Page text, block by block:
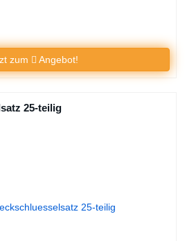
zum Angebot!
25-teilig